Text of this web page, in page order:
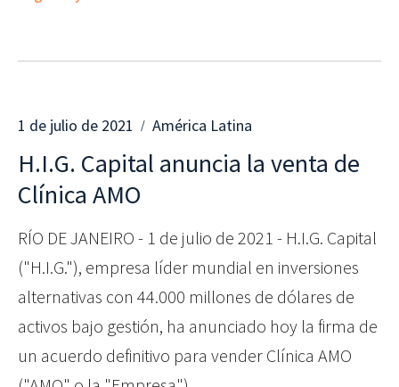
1 de julio de 2021 América Latina
H.I.G. Capital anuncia la venta de
Clínica AMO
RÍO DE JANEIRO - 1 de julio de 2021 - H.I.G. Capital
("H.I.G."), empresa líder mundial en inversiones
alternativas con 44.000 millones de dólares de
activos bajo gestión, ha anunciado hoy la firma de
un acuerdo definitivo para vender Clínica AMO